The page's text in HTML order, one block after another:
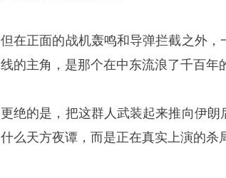
但在正面的战机轰鸣和导弹拦截之外
线的主角，是那个在中东流浪了千百年
更绝的是，把这群人武装起来推向伊
什么天方夜谭，而是正在真实上演的杀